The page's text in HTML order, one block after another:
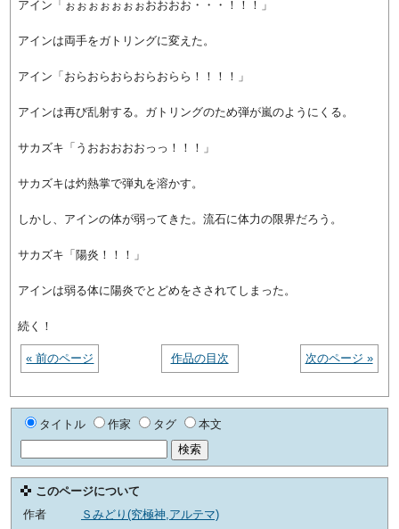
アイン「ぉぉぉぉぉぉぉおおおお・・・！！！」
アインは両手をガトリングに変えた。
アイン「おらおらおらおらおらら！！！！」
アインは再び乱射する。ガトリングのため弾が嵐のようにくる。
サカズキ「うおおおおおっっ！！！」
サカズキは灼熱掌で弾丸を溶かす。
しかし、アインの体が弱ってきた。流石に体力の限界だろう。
サカズキ「陽炎！！！」
アインは弱る体に陽炎でとどめをさされてしまった。
続く！
« 前のページ 次のページ »
作品の目次
タイトル 作家 タグ 本文
このページについて
作者
Ｓみどり(究極神,アルテマ)